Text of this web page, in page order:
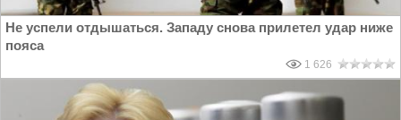
Не успели отдышаться. Западу снова прилетел удар ниже
пояса
1 626